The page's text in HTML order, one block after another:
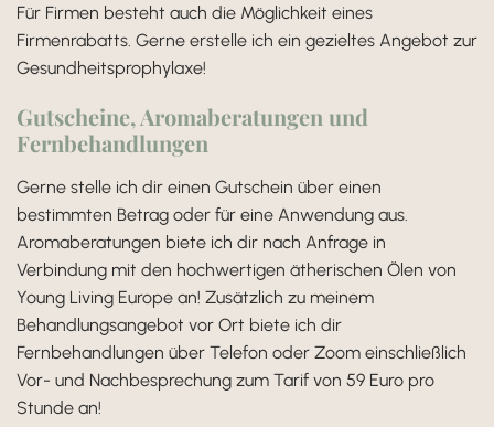
Für Firmen besteht auch die Möglichkeit eines
Firmenrabatts. Gerne erstelle ich ein gezieltes Angebot zur
Gesundheitsprophylaxe!
Gutscheine, Aromaberatungen und
Fernbehandlungen
Gerne stelle ich dir einen Gutschein über einen
bestimmten Betrag oder für eine Anwendung aus.
Aromaberatungen biete ich dir nach Anfrage in
Verbindung mit den hochwertigen ätherischen Ölen von
Young Living Europe an! Zusätzlich zu meinem
Behandlungsangebot vor Ort biete ich dir
Fernbehandlungen über Telefon oder Zoom einschließlich
Vor- und Nachbesprechung zum Tarif von 59 Euro pro
Stunde an!